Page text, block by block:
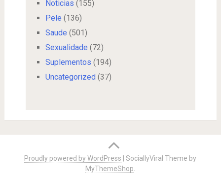
Noticias (155)
Pele (136)
Saude (501)
Sexualidade (72)
Suplementos (194)
Uncategorized (37)
Proudly powered by WordPress |SociallyViral Theme by
MyThemeShop